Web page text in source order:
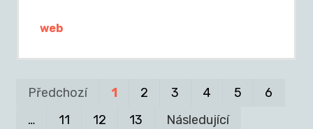
web
Předchozí 1 2 3 4 5
6
…
11 12 13 Následující